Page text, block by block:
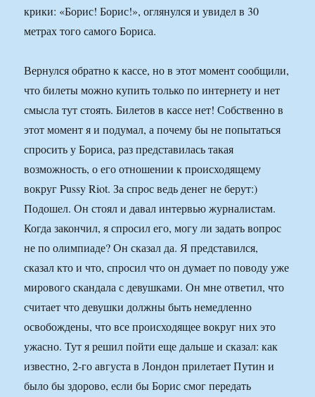
крики: «Борис! Борис!», оглянулся и увидел в 30
метрах того самого Бориса.
Вернулся обратно к кассе, но в этот момент сообщили,
что билеты можно купить только по интернету и нет
смысла тут стоять. Билетов в кассе нет! Собственно в
этот момент я и подумал, а почему бы не попытаться
спросить у Бориса, раз представилась такая
возможность, о его отношении к происходящему
вокруг Pussy Riot. За спрос ведь денег не берут:)
Подошел. Он стоял и давал интервью журналистам.
Когда закончил, я спросил его, могу ли задать вопрос
не по олимпиаде? Он сказал да. Я представился,
сказал кто и что, спросил что он думает по поводу уже
мирового скандала с девушками. Он мне ответил, что
считает что девушки должны быть немедленно
освобождены, что все происходящее вокруг них это
ужасно. Тут я решил пойти еще дальше и сказал: как
известно, 2-го августа в Лондон прилетает Путин и
было бы здорово, если бы Борис смог передать